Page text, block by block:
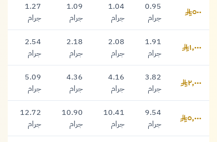
٥٠٠ ريال
٥٠٠
0.95
جرام
1.04
جرام
1.09
جرام
1.27
جرام
١,٠٠٠ ريال
١,٠٠٠
1.91
جرام
2.08
جرام
2.18
جرام
2.54
جرام
٢,٠٠٠ ريال
٢,٠٠٠
3.82
جرام
4.16
جرام
4.36
جرام
5.09
جرام
٥,٠٠٠ ريال
٥,٠٠٠
9.54
جرام
10.41
جرام
10.90
جرام
12.72
جرام